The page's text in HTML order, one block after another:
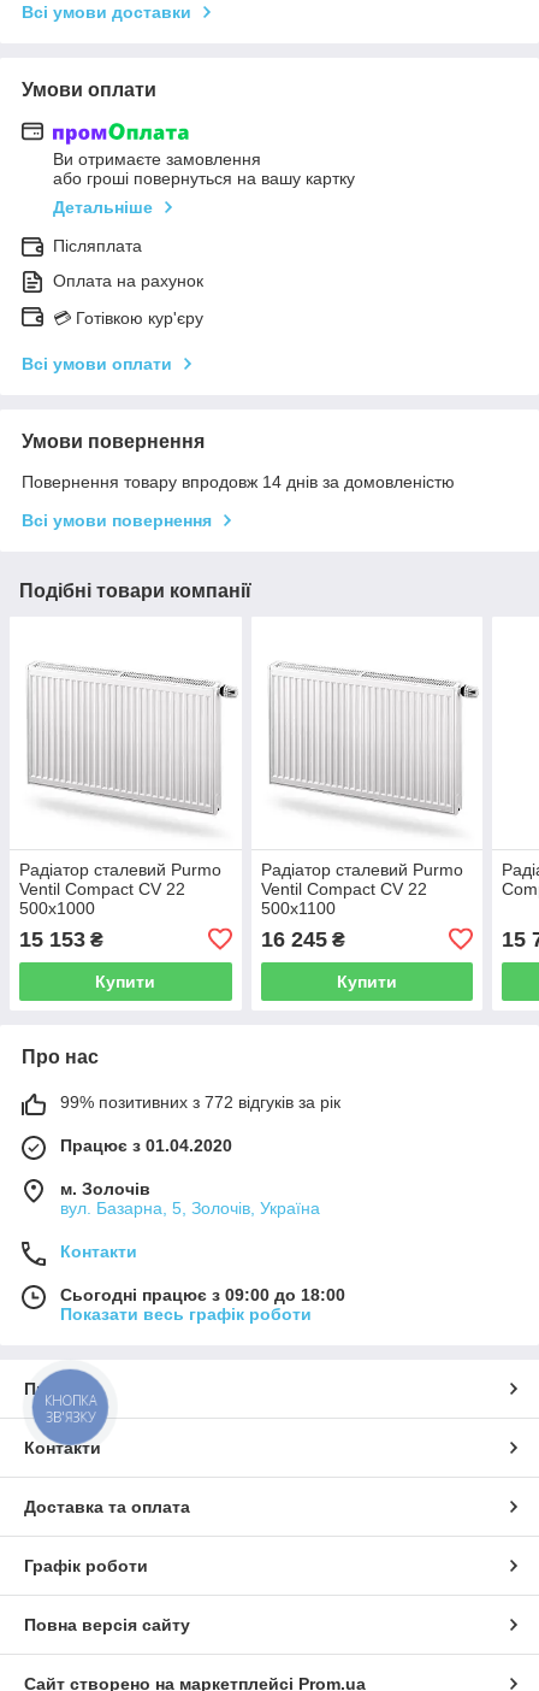
Всі умови доставки
Умови оплати
Ви отримаєте замовлення
або гроші повернуться на вашу картку
Детальніше
Післяплата
Оплата на рахунок
💳 Готівкою кур'єру
Всі умови оплати
Умови повернення
Повернення товару впродовж 14 днів за домовленістю
Всі умови повернення
Подібні товари компанії
Радіатор сталевий Purmo
Ventil Compact CV 22
500x1000
15 153 ₴
Купити
Радіатор сталевий Purmo
Ventil Compact CV 22
500x1100
16 245₴
Купити
15
Про нас
99% позитивних з 772 відгуків за рік
Працює з 01.04.2020
м. Золочів
вул. Базарна, 5, Золочів, Україна
Контакти
Сьогодні працює з 09:00 до 18:00
Показати весь графік роботи
Про нас
Контакти
Доставка та оплата
Графік роботи
Повна версія сайту
Сайт створено на маркетплейсі Prom.ua
КНОПКА
ЗВ'ЯЗКУ